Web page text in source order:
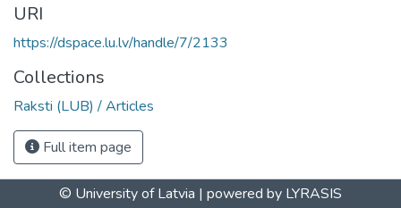
URI
https://dspace.lu.lv/handle/7/2133
Collections
Raksti (LUB) / Articles
Full item page
© University of Latvia | powered by LYRASIS